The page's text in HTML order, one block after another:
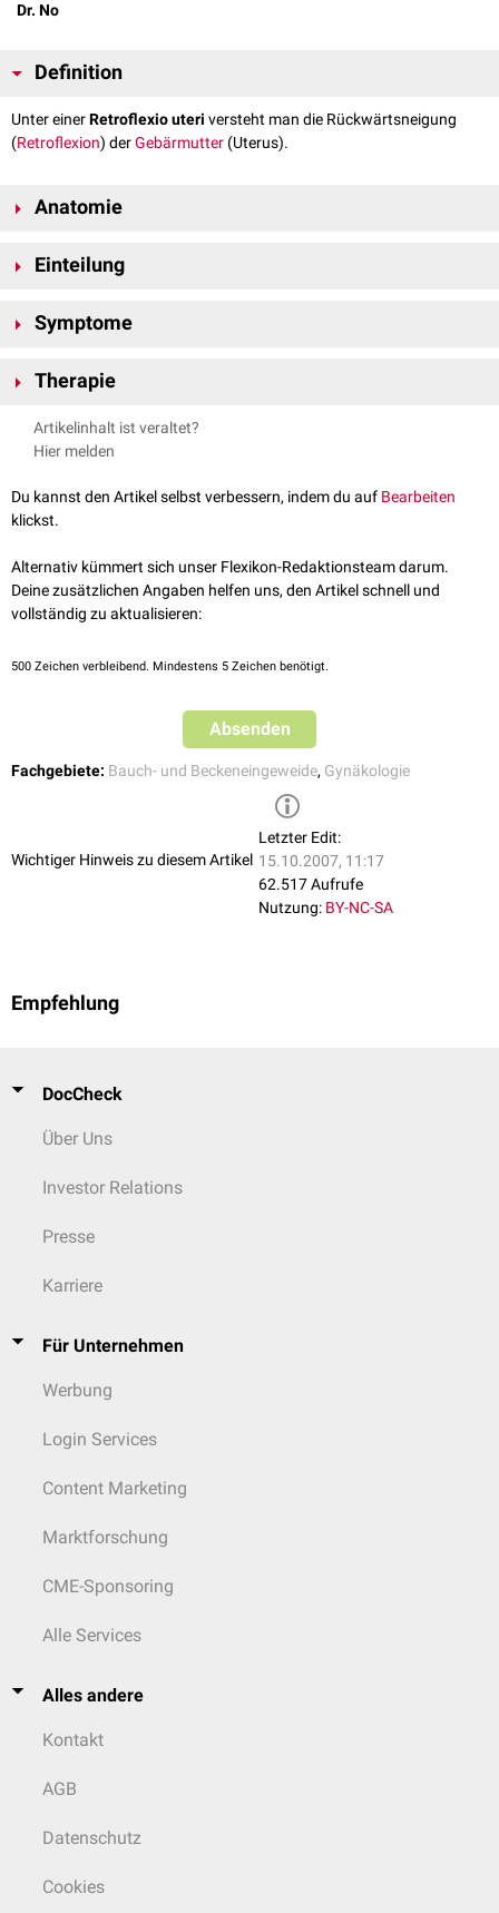
Dr. No
Definition
Unter einerRetroflexio uteri versteht man die Rückwärtsneigung
(Retroflexion) derGebärmutter (Uterus).
Anatomie
und derCervix uteri
sacrum
. Dieser Zustand ist bei etwa 10-20% aller Frauen zu beobachten.
Einteilung
oder fixiert sein (Retroflexio uteri fixata) - z.B. durch Verwachsungen mit
Symptome
verursacht meist keine Symptome. In Einzelfällen kann sie für
Infertilitätverantwortlich sein.
Therapie
Eine Retroflexio uteri mobilis kann manuell aufgerichtet werden - in der
Schwangerschaft
Artikelinhalt ist veraltet?
Hier melden
Du kannst den Artikel selbst verbessern, indem du auf Bearbeiten
klickst.
Alternativ kümmert sich unser Flexikon-Redaktionsteam darum.
Deine zusätzlichen Angaben helfen uns, den Artikel schnell und
vollständig zu aktualisieren:
500 Zeichen verbleibend. Mindestens 5 Zeichen benötigt.
Absenden
Fachgebiete: Bauch- und Beckeneingeweide, Gynäkologie
Wichtiger Hinweis zu diesem Artikel
Letzter Edit:
15.10.2007, 11:17
62.517 Aufrufe
Nutzung: BY-NC-SA
Empfehlung
DocCheck
Über Uns
Investor Relations
Presse
Karriere
Für Unternehmen
Werbung
Login Services
Content Marketing
Marktforschung
CME-Sponsoring
Alle Services
Alles andere
Kontakt
AGB
Datenschutz
Cookies